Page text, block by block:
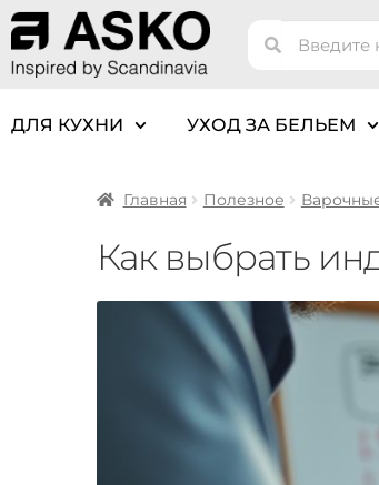
ДЛЯ КУХНИ УХОД ЗА БЕЛЬЕМ
Главная Полезное
Как выбрать